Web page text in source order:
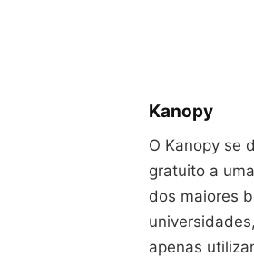
Kanopy
O Kanopy se
gratuito a
dos maiores
apenas